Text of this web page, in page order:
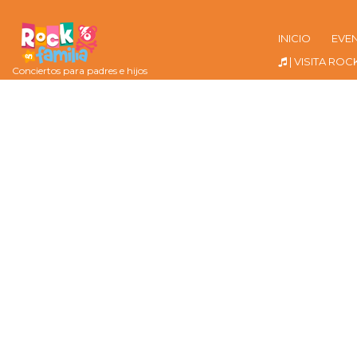
Conciertos para padres e hijos
INICIO
| VISITA